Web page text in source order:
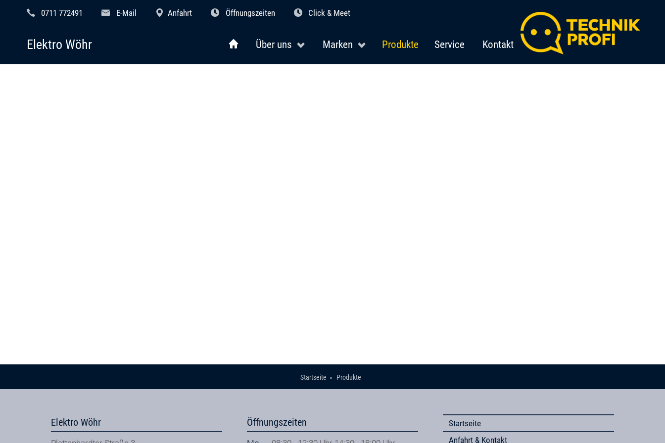
0711 772491 E-Mail Anfahrt Öffnungszeiten Click & Meet
Über uns Marken Produkte Service Kontakt
Elektro Wöhr
Startseite Produkte
Elektro Wöhr Öffnungszeiten
Startseite
Anfahrt & Kontakt